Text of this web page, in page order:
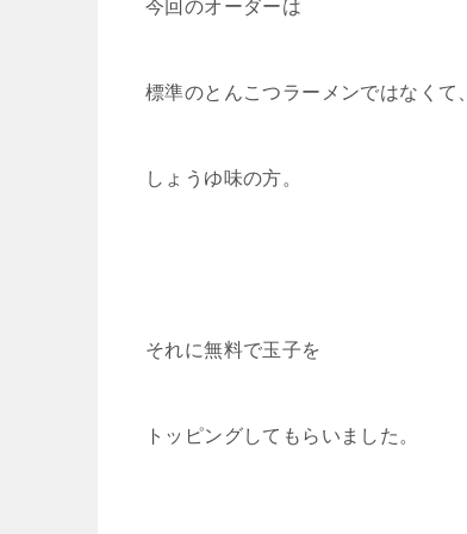
今回のオーダーは
標準のとんこつラーメンではなくて、
しょうゆ味の方。
それに無料で玉子を
トッピングしてもらいました。